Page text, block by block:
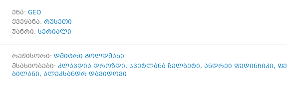
ენა: GEO
ქვეყანა: რუსეთი
ჟანრი: სერიალი
რეჟისორი: დმიტრი გოლდმანი
მსახიობები: კლავდია დროზდი, სვეტლანა ზელბეტი, ანდრეი ფედინჩიკი,
ბილანი, ალეკსანდრ დავიდოვი